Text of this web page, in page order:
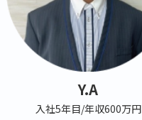
Y.A
入社5年目/年収600万円